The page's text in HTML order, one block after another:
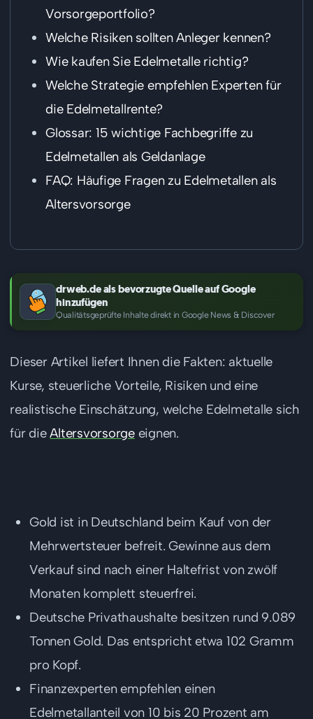
Vorsorgeportfolio?
Welche Risiken sollten Anleger kennen?
Wie kaufen Sie Edelmetalle richtig?
Welche Strategie empfehlen Experten für
die Edelmetallrente?
Glossar: 15 wichtige Fachbegriffe zu
Edelmetallen als Geldanlage
FAQ: Häufige Fragen zu Edelmetallen als
Altersvorsorge
drweb.de als bevorzugte Quelle auf Google
hinzufügen
Qualitätsgeprüfte Inhalte direkt in Google News & Discover
Dieser Artikel liefert Ihnen die Fakten: aktuelle
Kurse, steuerliche Vorteile, Risiken und eine
realistische Einschätzung, welche Edelmetalle sich
für dieAltersvorsorgeeignen.
Gold ist in Deutschland beim Kauf von der
Mehrwertsteuer befreit. Gewinne aus dem
Verkauf sind nach einer Haltefrist von zwölf
Monaten komplett steuerfrei.
Deutsche Privathaushalte besitzen rund 9.089
Tonnen Gold. Das entspricht etwa 102 Gramm
pro Kopf.
Finanzexperten empfehlen einen
Edelmetallanteil von 10 bis 20 Prozent am